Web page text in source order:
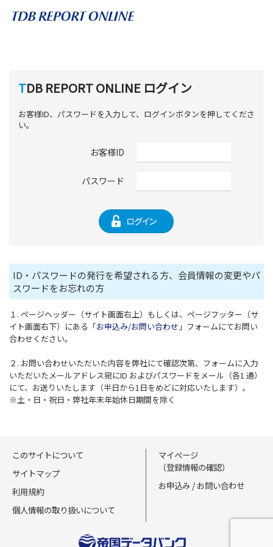
TDB REPORT ONLINE ログイン
お客様ID、パスワードを入力して、ログインボタンを押してくださ
い。
お客様ID
パスワード
ID・パスワードの発行を希望される方、会員情報の変更やパ
スワードをお忘れの方
１. ページヘッダー（サイト画面右上）もしくは、ページフッター（サ
イト画面右下）にある「お申込み/お問い合わせ 」フォームにてお問い
合わせください。
２. お問い合わせいただいた内容を弊社にて確認次第、フォームに入力
いただいたメールアドレス宛にID およびパスワードをメール（各1 通）
にて、お送りいたします（半日から1日をめどに対応いたします）。
※土・日・祝日・弊社年末年始休日期間を除く
このサイトについて
サイトマップ
利用規約
個人情報の取り扱いについて
マイページ
（登録情報の確認）
お申込み / お問い合わせ